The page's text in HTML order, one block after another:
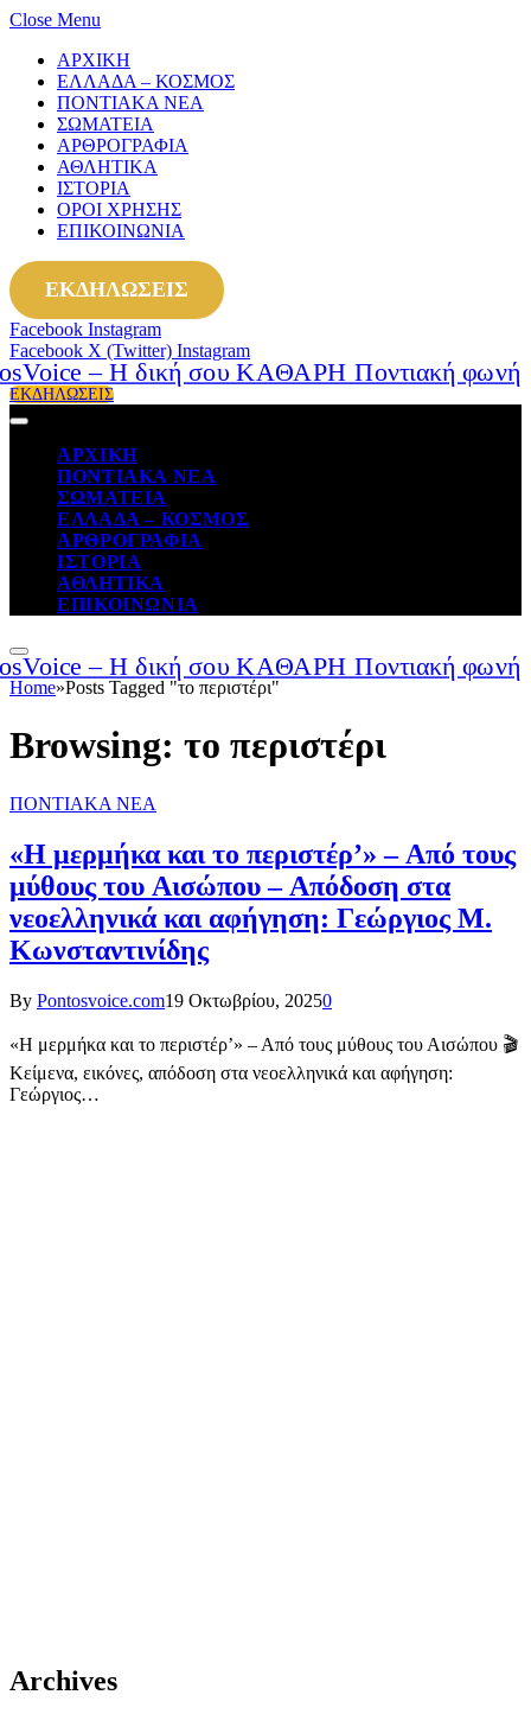
Close Menu
ΑΡΧΙΚΗ
ΕΛΛΑΔΑ – ΚΟΣΜΟΣ
ΠΟΝΤΙΑΚΑ ΝΕΑ
ΣΩΜΑΤΕΙΑ
ΑΡΘΡΟΓΡΑΦΙΑ
ΑΘΛΗΤΙΚΑ
ΙΣΤΟΡΙΑ
ΟΡΟΙ ΧΡΗΣΗΣ
ΕΠΙΚΟΙΝΩΝΙΑ
ΕΚΔΗΛΩΣΕΙΣ
Facebook Instagram
Facebook X (Twitter) Instagram
ΕΚΔΗΛΩΣΕΙΣ
ΑΡΧΙΚΗ
ΠΟΝΤΙΑΚΑ ΝΕΑ
ΣΩΜΑΤΕΙΑ
ΕΛΛΑΔΑ – ΚΟΣΜΟΣ
ΑΡΘΡΟΓΡΑΦΙΑ
ΙΣΤΟΡΙΑ
ΑΘΛΗΤΙΚΑ
ΕΠΙΚΟΙΝΩΝΙΑ
Home»Posts Tagged "το περιστέρι"
Browsing: το περιστέρι
ΠΟΝΤΙΑΚΑ ΝΕΑ
«Η μερμήκα και το περιστέρ’» – Από τους
μύθους του Αισώπου – Aπόδοση στα
νεοελληνικά και αφήγηση: Γεώργιος Μ.
Κωνσταντινίδης
By Pontosvoice.com19 Οκτωβρίου, 20250
«Η μερμήκα και το περιστέρ’» – Από τους μύθους του Αισώπου 🎬
Κείμενα, εικόνες, απόδοση στα νεοελληνικά και αφήγηση:
Γεώργιος…
Archives